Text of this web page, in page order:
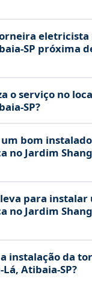
eletricista
próxima
o serviço no
bom
no Jardim
para instalar
no Jardim
instalação da
Atibaia‑SP?